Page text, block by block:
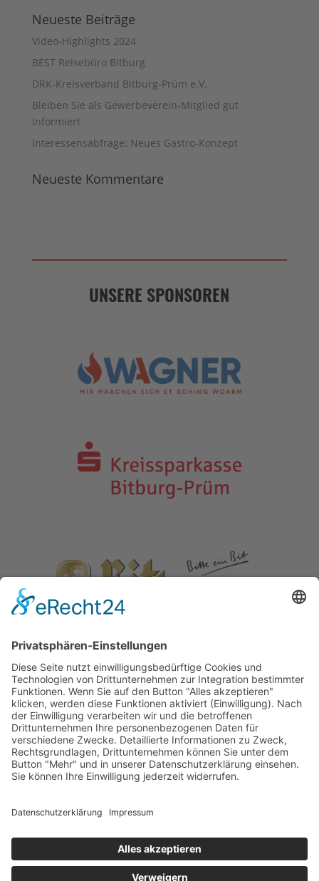
Neueste Beiträge
Video-Highlights 2024
BEST Reisebüro Bitburg
DRK-Kreisverband Bitburg-Prüm e.V.
Bleiben Sie als Gewerbeverein-Mitglied gut
Informiert
Interessensabfrage: Neues Gastro-Konzept
Neueste Kommentare
UNSERE SPONSOREN
COOKIE-EINSTELLUNGEN